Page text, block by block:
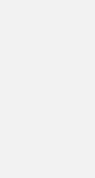
Prelungitoare &
Lumina de